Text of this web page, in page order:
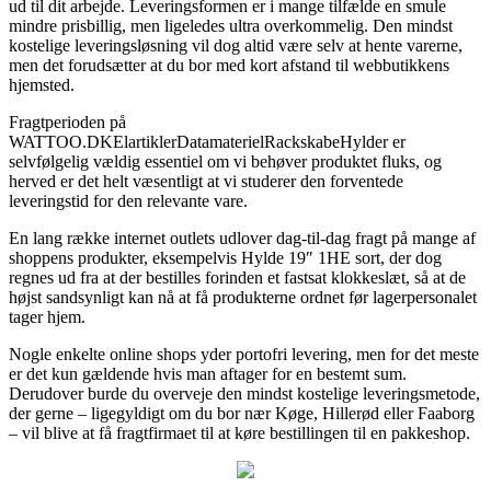
ud til dit arbejde. Leveringsformen er i mange tilfælde en smule
mindre prisbillig, men ligeledes ultra overkommelig. Den mindst
kostelige leveringsløsning vil dog altid være selv at hente varerne,
men det forudsætter at du bor med kort afstand til webbutikkens
hjemsted.
Fragtperioden på
WATTOO.DKElartiklerDatamaterielRackskabeHylder er
selvfølgelig vældig essentiel om vi behøver produktet fluks, og
herved er det helt væsentligt at vi studerer den forventede
leveringstid for den relevante vare.
En lang række internet outlets udlover dag-til-dag fragt på mange af
shoppens produkter, eksempelvis Hylde 19″ 1HE sort, der dog
regnes ud fra at der bestilles forinden et fastsat klokkeslæt, så at de
højst sandsynligt kan nå at få produkterne ordnet før lagerpersonalet
tager hjem.
Nogle enkelte online shops yder portofri levering, men for det meste
er det kun gældende hvis man aftager for en bestemt sum.
Derudover burde du overveje den mindst kostelige leveringsmetode,
der gerne – ligegyldigt om du bor nær Køge, Hillerød eller Faaborg
– vil blive at få fragtfirmaet til at køre bestillingen til en pakkeshop.